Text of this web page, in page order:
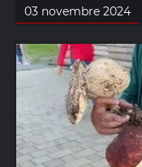
03 novembre 2024